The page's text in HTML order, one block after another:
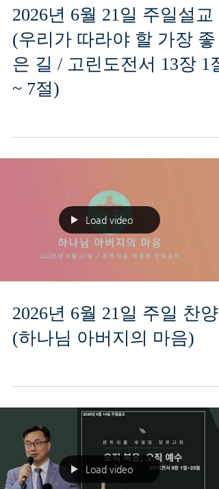
2026년 6월 21일 주일설교
(우리가 따라야 할 가장 좋
은 길 / 고린도전서 13장 1절
~ 7절)
Load video
2026년 6월 21일 주일 찬양
(하나님 아버지의 마음)
Load video